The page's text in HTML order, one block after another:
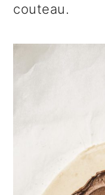
couteau.